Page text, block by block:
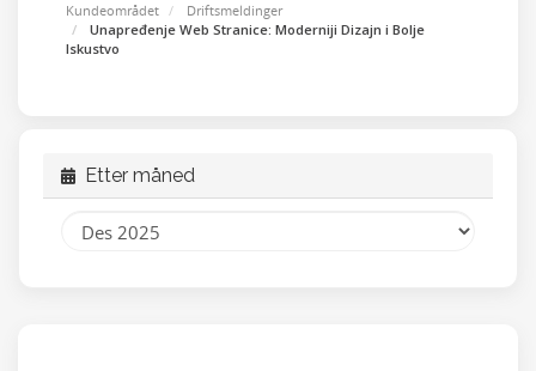
Kundeområdet
Driftsmeldinger
Unapređenje Web Stranice: Moderniji Dizajn i Bolje
Iskustvo
Etter måned